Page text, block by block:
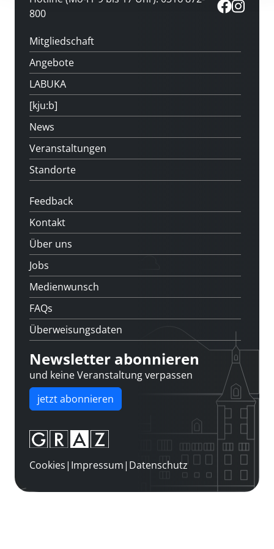
800
Mitgliedschaft
Angebote
LABUKA
[kju:b]
News
Veranstaltungen
Standorte
Feedback
Kontakt
Über uns
Jobs
Medienwunsch
FAQs
Überweisungsdaten
Newsletter abonnieren
und keine Veranstaltung verpassen
jetzt abonnieren
Cookies| Impressum| Datenschutz